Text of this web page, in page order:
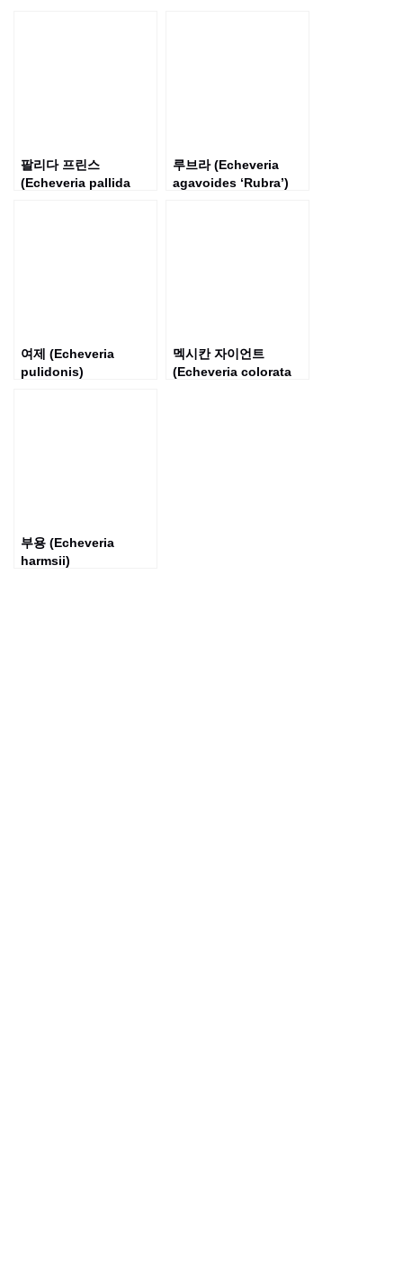
팔리다 프린스
(Echeveria pallida
루브라 (Echeveria
agavoides ‘Rubra’)
여제 (Echeveria
pulidonis)
멕시칸 자이언트
(Echeveria colorata
부용 (Echeveria
harmsii)